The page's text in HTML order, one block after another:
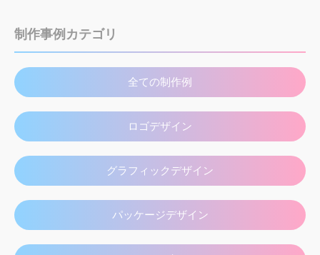
制作事例カテゴリ
全ての制作例
ロゴデザイン
グラフィックデザイン
パッケージデザイン